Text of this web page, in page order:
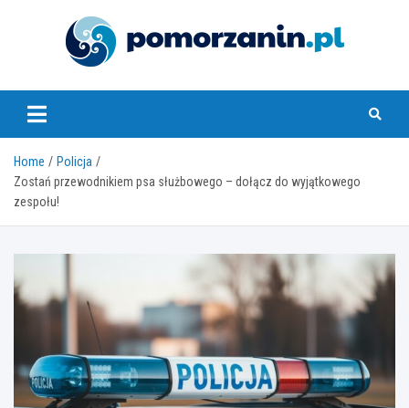
pomorzanin.pl
Home
Policja
Zostań przewodnikiem psa służbowego – dołącz do wyjątkowego
zespołu!